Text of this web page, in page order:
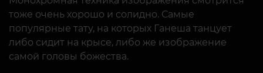
тоже очень хорошо и солидно. Самые
популярные тату, на которых Ганеша танцует
либо сидит на крысе, либо же изображение
самой головы божества.